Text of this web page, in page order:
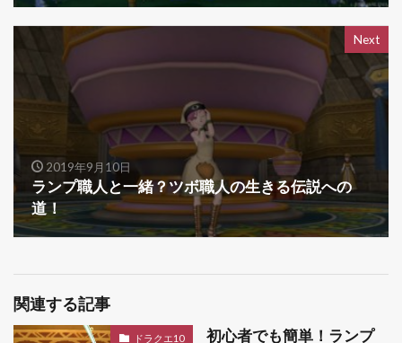
Next
2019年9月10日
ランプ職人と一緒？ツボ職人の生きる伝説への
道！
関連する記事
ドラクエ10 初心者でも簡単！ランプ